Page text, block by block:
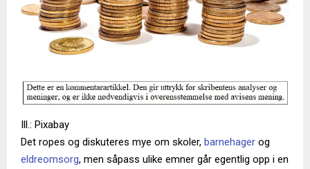
Ill.: Pixabay
Det ropes og diskuteres mye om skoler, barnehager og
eldreomsorg, men såpass ulike emner går egentlig opp i en